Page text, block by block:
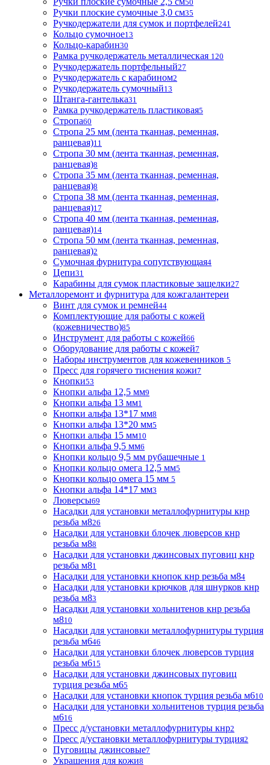
50
Ручки плоские сумочные 3,0 см35
Ручкодержатели для сумок и портфелей241
Кольцо сумочное13
Кольцо-карабин30
Рамка ручкодержатель металлическая 120
Ручкодержатель портфельный27
Ручкодержатель с карабином2
Ручкодержатель сумочный13
Штанга-гантелька31
Рамка ручкодержатель пластиковая5
Стропа60
Стропа 25 мм (лента тканная, ременная,
ранцевая)11
Стропа 30 мм (лента тканная, ременная,
ранцевая)8
Стропа 35 мм (лента тканная, ременная,
ранцевая)8
Стропа 38 мм (лента тканная, ременная,
ранцевая)17
Стропа 40 мм (лента тканная, ременная,
ранцевая)14
Стропа 50 мм (лента тканная, ременная,
ранцевая)2
Сумочная фурнитура сопутствующая4
Цепи31
Карабины для сумок пластиковые защелки27
Металлоремонт и фурнитура для кожгалантереи
Винт для сумок и ремней44
Комплектующие для работы с кожей
(кожевничество)85
Инструмент для работы с кожей66
Оборудование для работы с кожей7
Наборы инструментов для кожевенников 5
Пресс для горячего тиснения кожи7
Кнопки53
Кнопки альфа 12,5 мм9
Кнопки альфа 13 мм1
Кнопки альфа 13*17 мм8
Кнопки альфа 13*20 мм5
Кнопки альфа 15 мм10
Кнопки альфа 9,5 мм6
Кнопки кольцо 9,5 мм рубашечные 1
Кнопки кольцо омега 12,5 мм5
Кнопки кольцо омега 15 мм 5
Кнопки альфа 14*17 мм3
Люверсы69
Насадки для установки металлофурнитуры кнр
резьба м826
Насадки для установки блочек люверсов кнр
резьба м88
Насадки для установки джинсовых пуговиц кнр
резьба м81
Насадки для установки кнопок кнр резьба м84
Насадки для установки крючков для шнурков кнр
резьба м83
Насадки для установки хольнитенов кнр резьба
м810
Насадки для установки металлофурнитуры турция
резьба м646
Насадки для установки блочек люверсов турция
резьба м615
Насадки для установки джинсовых пуговиц
турция резьба м65
Насадки для установки кнопок турция резьба м610
Насадки для установки хольнитенов турция резьба
м616
Пресс д/установки металлофурнитуры кнр2
Пресс д/установки металлофурнитуры турция2
Пуговицы джинсовые7
Украшения для кожи8